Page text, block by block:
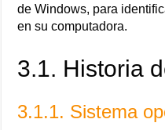
de Windows, para
en su computadora.
3.1. Historia
3.1.1. Sistema